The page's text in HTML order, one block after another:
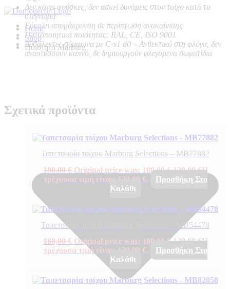
Home
Shop
Ποιοτητα Marburg
Δεν κάνει φούσκες, δεν ασκεί δυνάμεις στον τοίχο κατά το
στέγνωμα
Εύκολη απομάκρυνση σε περίπτωση ανακαίνισης
Πιστοποιητικά ποιότητας: RAL, CE, ISO 9001
Δύσφλεκτες σύμφωνα με C-s1 d0 – Ανθεκτικό στη φλόγα, δεν
αναπτύσσουν καπνό, δε δημιουργούν φλεγόμενα σωματίδια
Σχετικά προϊόντα
Ταπετσαρία τοίχου Marburg Selections – MB77882
180,00€ Original price was: 180,00 €.120,00€Η
τρέχουσα τιμή είναι: 120,00 €.
Προσθήκη Στο
Καλάθι
Ταπετσαρία τοίχου Marburg Selections – MB54478
180,00€ Original price was: 180,00 €.120,00€Η
τρέχουσα τιμή είναι: 120,00 €.
Προσθήκη Στο
Καλάθι